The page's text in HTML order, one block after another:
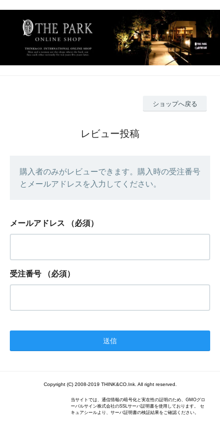
ショップへ戻る
レビュー投稿
購入者のみがレビューできます。購入時の受注番号
とメールアドレスを入力してください。
メールアドレス （必須）
受注番号 （必須）
Copyright (C) 2008-2019 THINK&CO.Ink. All right reserved.
当サイトでは、通信情報の暗号化と実在性の証明のため、GMOグロ
ーバルサイン株式会社のSSLサーバ証明書を使用しております。 セ
キュアシールより、サーバ証明書の検証結果をご確認ください。